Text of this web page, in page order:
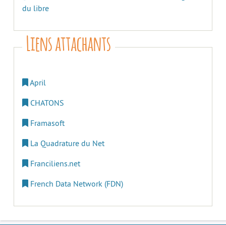
du libre
Liens attachants
April
CHATONS
Framasoft
La Quadrature du Net
Franciliens.net
French Data Network (FDN)